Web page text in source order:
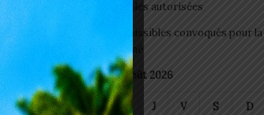
liste officielle des écoles autorisées
ESSAL 2026 : les admissibles convoqués pour la
visite médicale à Lomé
août 2026
L M M J V S D